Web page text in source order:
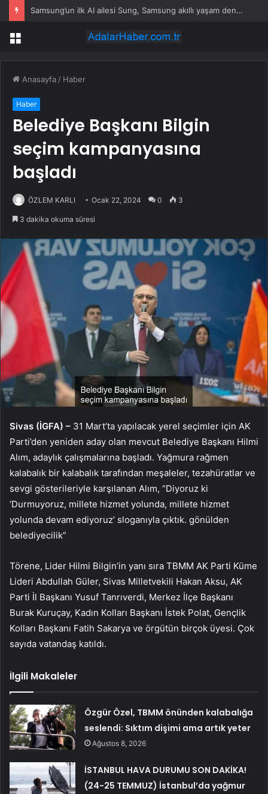
Samsung’un ilk AI ailesi Sung, Samsung akıllı yaşam deneyimini ekranlara taşıyor
Menü
Anasayfa / Haber
Haber
Belediye Başkanı Bilgin
seçim kampanyasına
başladı
ÖZLEM KARLI Ocak 22, 2024 0 3
3 dakika okuma süresi
Sivas (İGFA) – 31 Mart’ta yapılacak yerel seçimler için AK
Parti’den yeniden aday olan mevcut Belediye Başkanı Hilmi
Alım, adaylık çalışmalarına başladı. Yağmura rağmen
kalabalık bir kalabalık tarafından meşaleler, tezahüratlar ve
sevgi gösterileriyle karşılanan Alım, “Diyoruz ki
‘Durmuyoruz, millete hizmet yolunda, millete hizmet
yolunda devam ediyoruz’ sloganıyla çıktık. gönülden
belediyecilik”
Törene, Lider Hilmi Bilgin’in yanı sıra TBMM AK Parti Küme
Lideri Abdullah Güler, Sivas Milletvekili Hakan Aksu, AK
Parti İl Başkanı Yusuf Tanrıverdi, Merkez İlçe Başkanı
Burak Kuruçay, Kadın Kolları Başkanı İstek Polat, Gençlik
Kolları Başkanı Fatih Sakarya ve örgütün birçok üyesi. Çok
sayıda vatandaş katıldı.
İlgili Makaleler
Özgür Özel, TBMM önünden kalabalığa
seslendi: Sıktım dişimi ama artık yeter
Ağustos 8, 2026
İSTANBUL HAVA DURUMU SON DAKİKA!
(24-25 TEMMUZ) İstanbul’da yağmur